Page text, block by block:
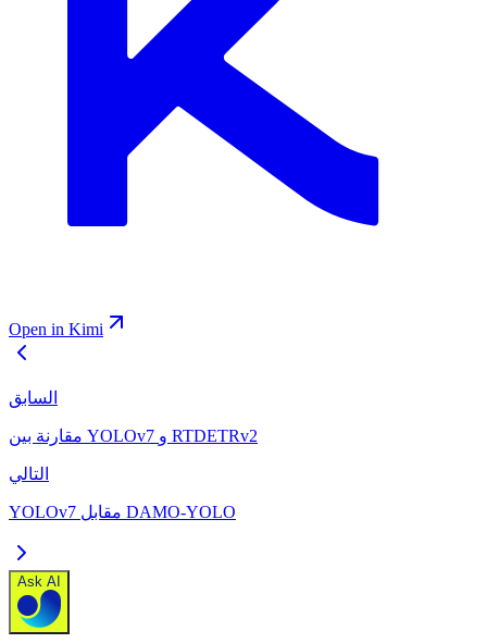
Open in Kimi
السابق
مقارنة بين YOLOv7 و RTDETRv2
التالي
YOLOv7 مقابل DAMO-YOLO
Ask AI